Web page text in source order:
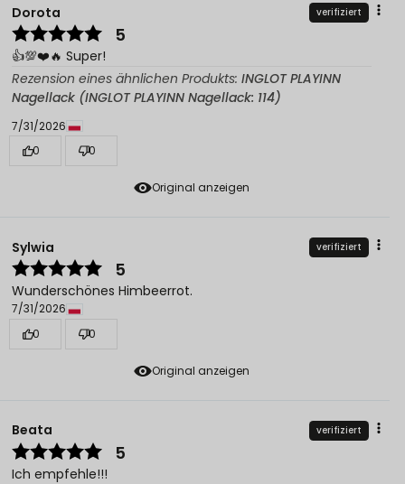
Original anzeigen
Dorota verifiziert
5
👍️💯❤️🔥 Super!
Rezension eines ähnlichen Produkts: INGLOT PLAYINN
Nagellack (INGLOT PLAYINN Nagellack: 114)
7/31/2026
0
0
Original anzeigen
Sylwia verifiziert
5
Wunderschönes Himbeerrot.
7/31/2026
0
0
Beata verifiziert
5
Ich empfehle!!!